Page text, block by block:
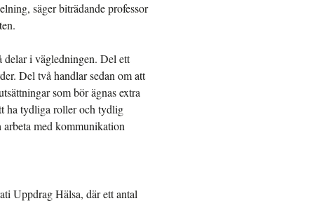
säger biträdande professor
delar i vägledningen. Del ett
Del två handlar sedan om att
som bör ägnas extra
ha tydliga roller och tydlig
med kommunikation
Uppdrag Hälsa, där ett antal